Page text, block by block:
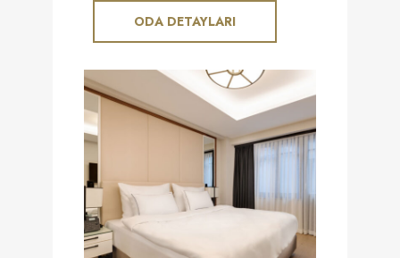
ODA DETAYLARI